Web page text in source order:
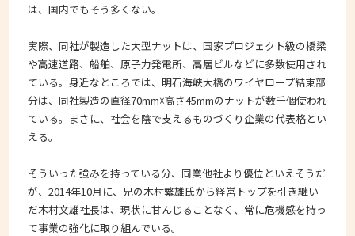
は、国内でもそう多くない。
実際、同社が製造した大型ナットは、国家プロジェクト級の橋梁
や高速道路、船舶、原子力発電所、高層ビルなどに多数使用され
ている。身近なところでは、明石海峡大橋のワイヤロープ結束部
分は、同社製造の直径70mm☓高さ45mmのナットが数千個使われ
ている。まさに、社会を陰で支えるものづくり企業の代表格とい
える。
そういった強みを持っている分、同業他社より優位といえそうだ
が、2014年10月に、兄の木村繁雄氏から経営トップを引き継い
だ木村文雄社長は、現状に甘んじることなく、常に危機感を持っ
て事業の強化に取り組んでいる。